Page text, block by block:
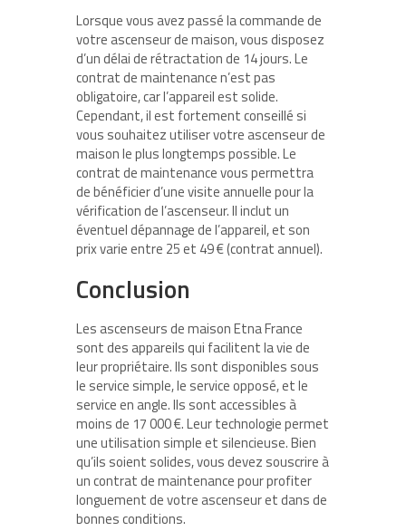
Lorsque vous avez passé la commande de
votre ascenseur de maison, vous disposez
d’un délai de rétractation de 14 jours. Le
contrat de maintenance n’est pas
obligatoire, car l’appareil est solide.
Cependant, il est fortement conseillé si
vous souhaitez utiliser votre ascenseur de
maison le plus longtemps possible. Le
contrat de maintenance vous permettra
de bénéficier d’une visite annuelle pour la
vérification de l’ascenseur. Il inclut un
éventuel dépannage de l’appareil, et son
prix varie entre 25 et 49 € (contrat annuel).
Conclusion
Les ascenseurs de maison Etna France
sont des appareils qui facilitent la vie de
leur propriétaire. Ils sont disponibles sous
le service simple, le service opposé, et le
service en angle. Ils sont accessibles à
moins de 17 000 €. Leur technologie permet
une utilisation simple et silencieuse. Bien
qu’ils soient solides, vous devez souscrire à
un contrat de maintenance pour profiter
longuement de votre ascenseur et dans de
bonnes conditions.